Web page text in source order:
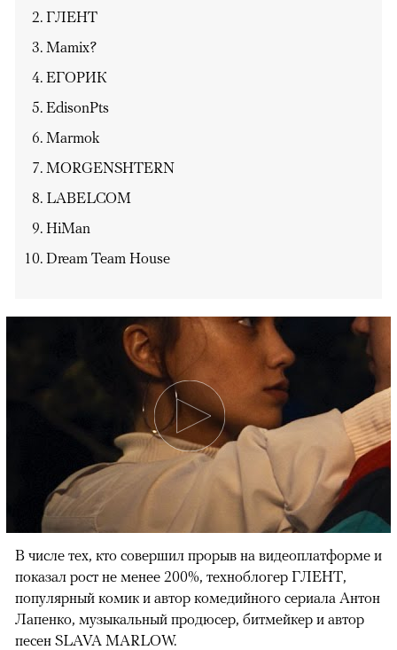
ГЛЕНТ
Mamix?
ЕГОРИК
EdisonPts
Marmok
MORGENSHTERN
LABELCOM
HiMan
Dream Team House
В числе тех, кто совершил прорыв на видеоплатформе и
показал рост не менее 200%, техноблогер ГЛЕНТ,
популярный комик и автор комедийного сериала Антон
Лапенко, музыкальный продюсер, битмейкер и автор
песен SLAVA MARLOW.